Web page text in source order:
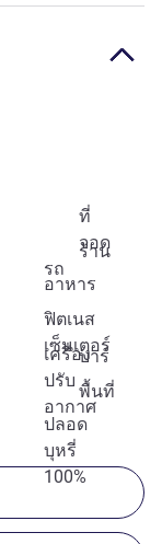
ที่
จอด
รถ
ร้าน
อาหาร
ฟิตเนส
เซ็นเตอร์
เครื่อง
ปรับ
อากาศ
บาร์
พื้นที่
ปลอด
บุหรี่
100%